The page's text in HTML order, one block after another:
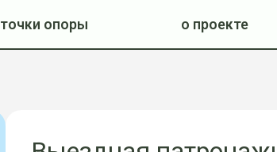
точки опоры о проекте